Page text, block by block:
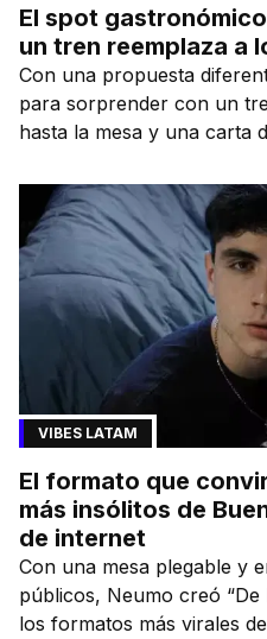
El spot
un tren reemplaza a
Con una propuesta
para sorprender con un
hasta la mesa y una carta
VIBES LATAM
El formato que
más insólitos de
de internet
Con una mesa plegable y
públicos, Neumo creó “De
los formatos más virales